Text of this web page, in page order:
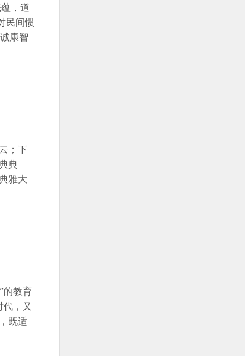
，道
民间惯
康智
；下
典
雅大
的教育
，又
既适